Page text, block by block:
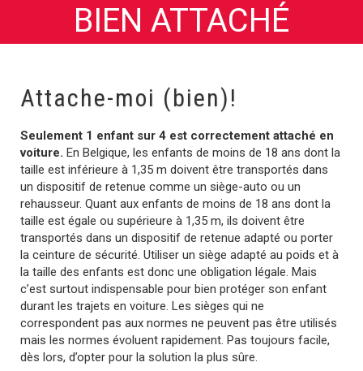
BIEN ATTACHÉ
Attache-moi (bien)!
Seulement 1 enfant sur 4 est correctement attaché en
voiture. En Belgique, les enfants de moins de 18 ans dont la
taille est inférieure à 1,35 m doivent être transportés dans
un dispositif de retenue comme un siège-auto ou un
rehausseur. Quant aux enfants de moins de 18 ans dont la
taille est égale ou supérieure à 1,35 m, ils doivent être
transportés dans un dispositif de retenue adapté ou porter
la ceinture de sécurité. Utiliser un siège adapté au poids et à
la taille des enfants est donc une obligation légale. Mais
c’est surtout indispensable pour bien protéger son enfant
durant les trajets en voiture. Les sièges qui ne
correspondent pas aux normes ne peuvent pas être utilisés
mais les normes évoluent rapidement. Pas toujours facile,
dès lors, d’opter pour la solution la plus sûre.